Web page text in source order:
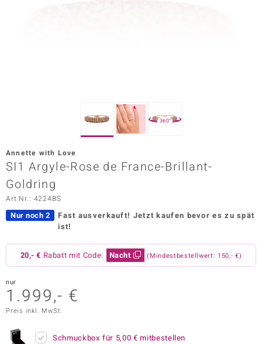
Vogue
360°
Annette with Love
SI1 Argyle-Rose de France-Brillant-
Goldring
Art.Nr.: 4224BS
Nur noch 2 Fast ausverkauft! Jetzt kaufen bevor es zu spät
ist!
20,- € Rabatt mit Code: Nacht (Mindestbestellwert: 150,- €)
nur
1.999,- €
Preis inkl. MwSt.
Schmuckbox für 5,00 € mitbestellen